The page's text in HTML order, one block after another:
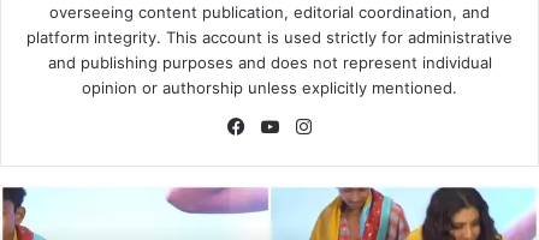
overseeing content publication, editorial coordination, and
platform integrity. This account is used strictly for administrative
and publishing purposes and does not represent individual
opinion or authorship unless explicitly mentioned.
FacebookYouTube